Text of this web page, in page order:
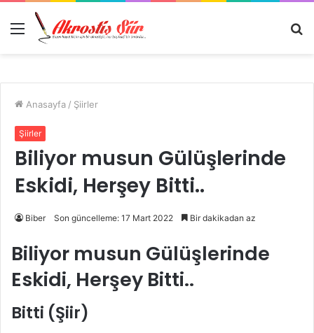
Menü
Anasayfa / Şiirler
Şiirler
Biliyor musun Gülüşlerinde
Eskidi, Herşey Bitti..
Biber Son güncelleme: 17 Mart 2022 Bir dakikadan az
Biliyor musun Gülüşlerinde
Eskidi, Herşey Bitti..
Bitti (Şiir)